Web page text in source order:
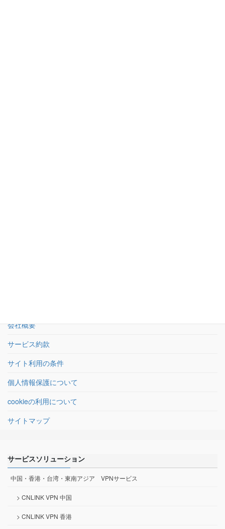
会社概要
サービス約款
サイト利用の条件
個人情報保護について
cookieの利用について
サイトマップ
サービスソリューション
中国・香港・台湾・東南アジア VPNサービス
> CNLINK VPN 中国
> CNLINK VPN 香港